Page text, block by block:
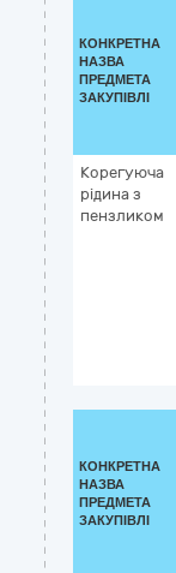
КОНКРЕТНА
НАЗВА
ПРЕДМЕТА
ЗАКУПІВЛІ
Корегуюча
рідина з
пензликом
КОНКРЕТНА
НАЗВА
ПРЕДМЕТА
ЗАКУПІВЛІ